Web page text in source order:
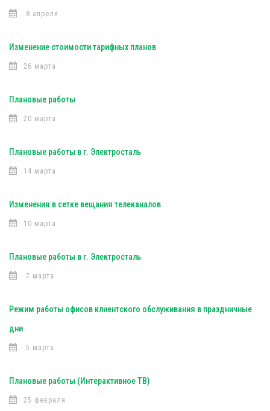
8 апреля
Изменение стоимости тарифных планов
26 марта
Плановые работы
20 марта
Плановые работы в г. Электросталь
14 марта
Изменения в сетке вещания телеканалов
10 марта
Плановые работы в г. Электросталь
7 марта
Режим работы офисов клиентского обслуживания в праздничные
дни
5 марта
Плановые работы (Интерактивное ТВ)
25 февраля